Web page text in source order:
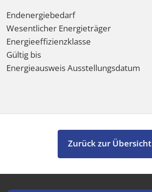
Endenergiebedarf
Wesentlicher Energieträger
Energieeffizienzklasse
Gültig bis
Energieausweis Ausstellungsdatum
Zurück zur Übersicht